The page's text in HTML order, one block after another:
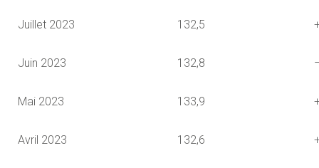
Juillet 2023 132,5
Juin 2023 132,8
Mai 2023 133,9
Avril 2023 132,6